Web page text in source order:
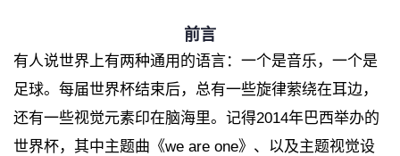
前言
有人说世界上有两种通用的语言：一个是音乐，一个是
足球。每届世界杯结束后，总有一些旋律萦绕在耳边，
还有一些视觉元素印在脑海里。记得2014年巴西举办的
世界杯，其中主题曲《we are one》、以及主题视觉设